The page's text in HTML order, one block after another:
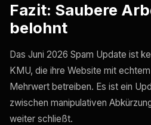
Fazit: Saubere
belohnt
Das Juni 2026 Spam Update ist
KMU, die ihre Website mit
Mehrwert betreiben. Es ist ein
zwischen manipulativen
weiter schließt.